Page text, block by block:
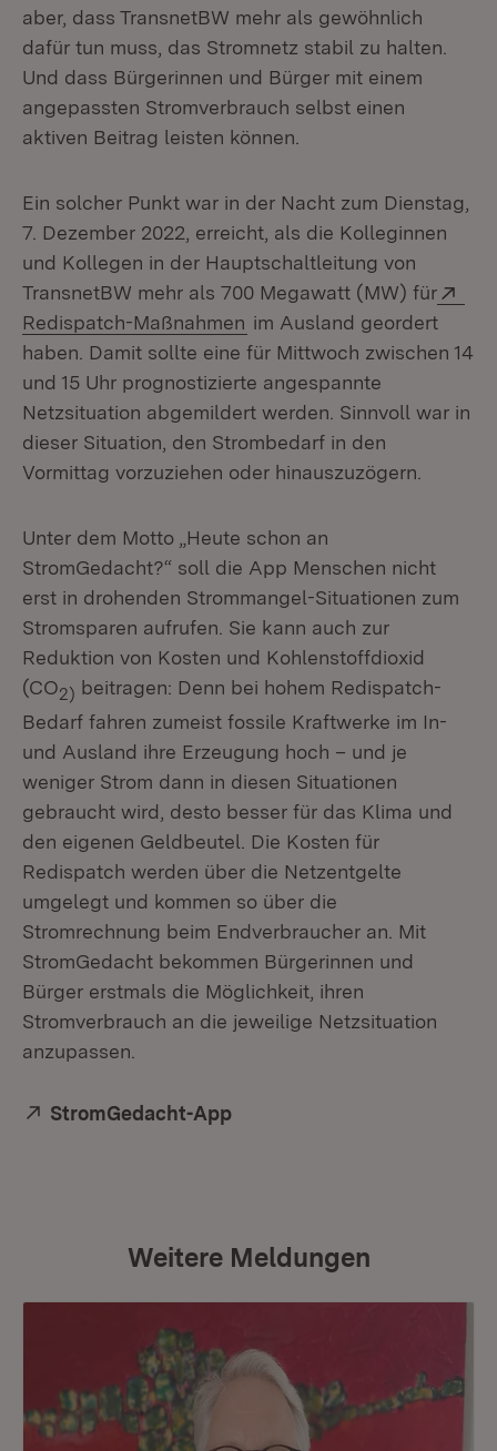
aber, dass TransnetBW mehr als gewöhnlich
dafür tun muss, das Stromnetz stabil zu halten.
Und dass Bürgerinnen und Bürger mit einem
angepassten Stromverbrauch selbst einen
aktiven Beitrag leisten können.
Ein solcher Punkt war in der Nacht zum Dienstag,
7. Dezember 2022, erreicht, als die Kolleginnen
und Kollegen in der Hauptschaltleitung von
TransnetBW mehr als 700 Megawatt (MW) für
Redispatch-Maßnahmen (Öffnet in neuem Fenster)
im Ausland geordert
haben. Damit sollte eine für Mittwoch zwischen 14
und 15 Uhr prognostizierte angespannte
Netzsituation abgemildert werden. Sinnvoll war in
dieser Situation, den Strombedarf in den
Vormittag vorzuziehen oder hinauszuzögern.
Unter dem Motto „Heute schon an
StromGedacht?“ soll die App Menschen nicht
erst in drohenden Strommangel-Situationen zum
Stromsparen aufrufen. Sie kann auch zur
Reduktion von Kosten und Kohlenstoffdioxid
(CO2) beitragen: Denn bei hohem Redispatch-
Bedarf fahren zumeist fossile Kraftwerke im In-
und Ausland ihre Erzeugung hoch – und je
weniger Strom dann in diesen Situationen
gebraucht wird, desto besser für das Klima und
den eigenen Geldbeutel. Die Kosten für
Redispatch werden über die Netzentgelte
umgelegt und kommen so über die
Stromrechnung beim Endverbraucher an. Mit
StromGedacht bekommen Bürgerinnen und
Bürger erstmals die Möglichkeit, ihren
Stromverbrauch an die jeweilige Netzsituation
anzupassen.
Extern:
StromGedacht-App
Weitere Meldungen